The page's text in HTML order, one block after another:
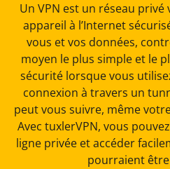
Un VPN est un réseau
appareil à l’Internet
vous et vos données,
moyen le plus simple et le
sécurité lorsque vous
connexion à travers un
peut vous suivre, même
Avec tuxlerVPN, vous
ligne privée et accéder
pourraient